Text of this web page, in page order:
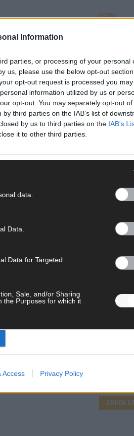
Information
parties, or processing of your personal
us, please use the below opt-out
opt-out request is processed you may
information utilized by us or
opt-out. You may separately opt-out of
third parties on the IAB’s list of
by us to third parties on the IAB’s
it to other third parties.
data.
Data.
Data for Targeted
Sale, and/or Sharing
the Purposes for which it
Access Privacy Policy
EXTRA
AD
CHECK